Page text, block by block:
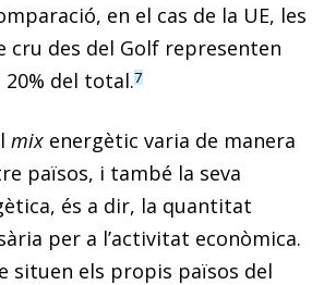
en el cas de la UE, les
cru des del Golf representen
20% del total.7
mix energètic varia de manera
països, i també la seva
és a dir, la quantitat
per a l’activitat econòmica.
situen els propis països del